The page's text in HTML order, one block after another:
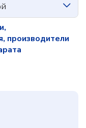
производители